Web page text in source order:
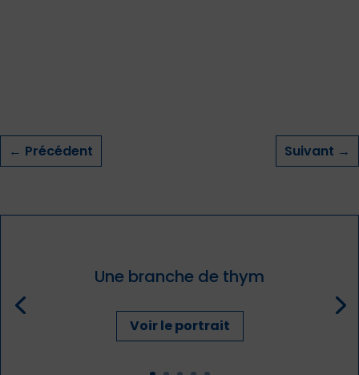
← Précédent Suivant →
Une branche de thym
Voir le portrait